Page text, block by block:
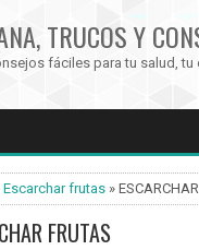
TRUCOS Y
fáciles para tu salud, tu
Escarchar frutas »
FRUTAS